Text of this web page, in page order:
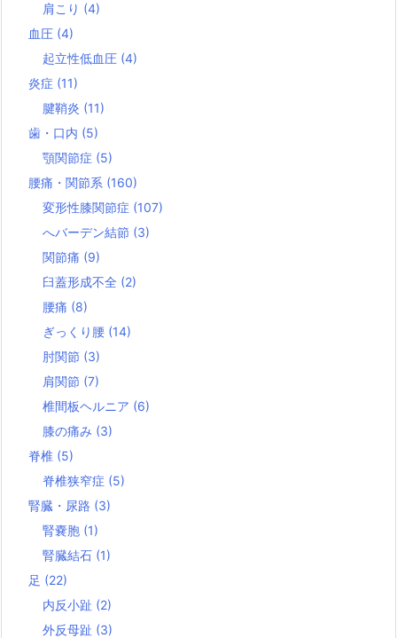
肩こり (4)
血圧 (4)
起立性低血圧 (4)
炎症 (11)
腱鞘炎 (11)
歯・口内 (5)
顎関節症 (5)
腰痛・関節系 (160)
変形性膝関節症 (107)
へバーデン結節 (3)
関節痛 (9)
臼蓋形成不全 (2)
腰痛 (8)
ぎっくり腰 (14)
肘関節 (3)
肩関節 (7)
椎間板ヘルニア (6)
膝の痛み (3)
脊椎 (5)
脊椎狭窄症 (5)
腎臓・尿路 (3)
腎嚢胞 (1)
腎臓結石 (1)
足 (22)
内反小趾 (2)
外反母趾 (3)